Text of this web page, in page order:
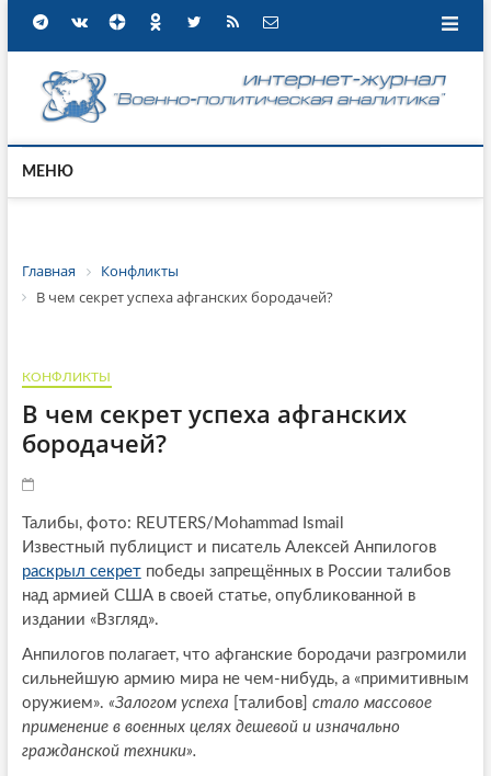
МЕНЮ
Главная
Конфликты
В чем секрет успеха афганских бородачей?
КОНФЛИКТЫ
В чем секрет успеха афганских
бородачей?
Талибы, фото: REUTERS/Mohammad Ismail
Известный публицист и писатель Алексей Анпилогов
раскрыл секретпобеды запрещённых в России талибов
над армией США в своей статье, опубликованной в
издании «Взгляд».
Анпилогов полагает, что афганские бородачи разгромили
сильнейшую армию мира не чем-нибудь, а «примитивным
оружием». «Залогом успеха [талибов] стало массовое
применение в военных целях дешевой и изначально
гражданской техники».